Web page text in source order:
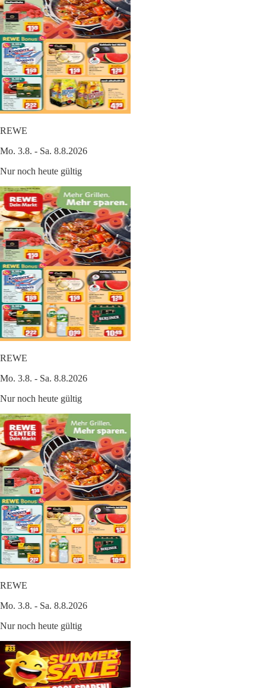
REWE
Mo. 3.8. - Sa. 8.8.2026
Nur noch heute gültig
REWE
Mo. 3.8. - Sa. 8.8.2026
Nur noch heute gültig
REWE
Mo. 3.8. - Sa. 8.8.2026
Nur noch heute gültig